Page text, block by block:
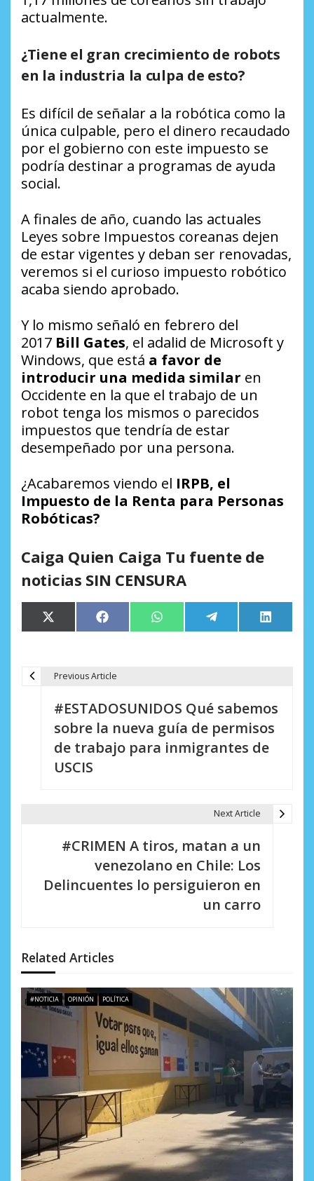
actualmente.
¿Tiene el gran crecimiento de robots
en la industria la culpa de esto?
Es difícil de señalar a la robótica como la
única culpable, pero el dinero recaudado
por el gobierno con este impuesto se
podría destinar a programas de ayuda
social.
A finales de año, cuando las actuales
Leyes sobre Impuestos coreanas dejen
de estar vigentes y deban ser renovadas,
veremos si el curioso impuesto robótico
acaba siendo aprobado.
Y lo mismo señaló en febrero del
2017 Bill Gates, el adalid de Microsoft y
Windows, que está a favor de
introducir una medida similar en
Occidente en la que el trabajo de un
robot tenga los mismos o parecidos
impuestos que tendría de estar
desempeñado por una persona.
¿Acabaremos viendo el IRPB, el
Impuesto de la Renta para Personas
Robóticas?
Caiga Quien Caiga Tu fuente de
noticias SIN CENSURA
Compartir
en
X
(Twitter)
Compartir
en
Facebook Compartir
en
WhatsApp Compartir
en
Telegram
en
LinkedIn
e
e
t
a
a
s
Previous Article
#ESTADOSUNIDOS Qué sabemos
sobre la nueva guía de permisos
de trabajo para inmigrantes de
USCIS
Next Article
#CRIMEN A tiros, matan a un
venezolano en Chile: Los
Delincuentes lo persiguieron en
un carro
Related Articles
#NOTICIA OPINIÓN POLÍTICA